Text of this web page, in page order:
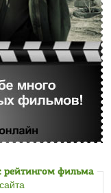
рейтингом фильма